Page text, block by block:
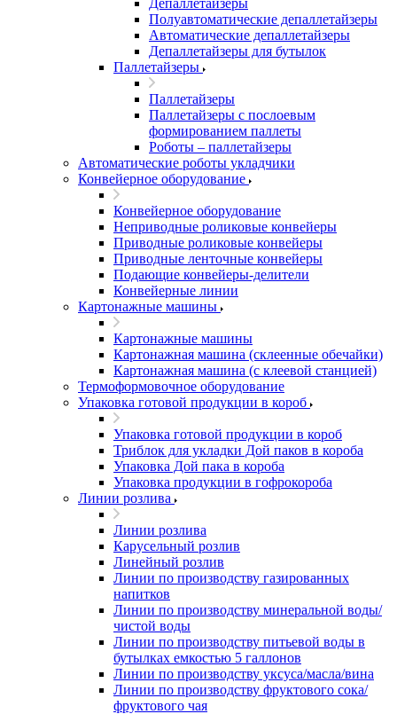
Депаллетайзеры
Полуавтоматические депаллетайзеры
Автоматические депаллетайзеры
Депаллетайзеры для бутылок
Паллетайзеры
Паллетайзеры
Паллетайзеры с послоевым
формированием паллеты
Роботы – паллетайзеры
Автоматические роботы укладчики
Конвейерное оборудование
Конвейерное оборудование
Неприводные роликовые конвейеры
Приводные роликовые конвейеры
Приводные ленточные конвейеры
Подающие конвейеры-делители
Конвейерные линии
Картонажные машины
Картонажные машины
Картонажная машина (склеенные обечайки)
Картонажная машина (с клеевой станцией)
Термоформовочное оборудование
Упаковка готовой продукции в короб
Упаковка готовой продукции в короб
Триблок для укладки Дой паков в короба
Упаковка Дой пака в короба
Упаковка продукции в гофрокороба
Линии розлива
Линии розлива
Карусельный розлив
Линейный розлив
Линии по производству газированных
напитков
Линии по производству минеральной воды/
чистой воды
Линии по производству питьевой воды в
бутылках емкостью 5 галлонов
Линии по производству уксуса/масла/вина
Линии по производству фруктового сока/
фруктового чая